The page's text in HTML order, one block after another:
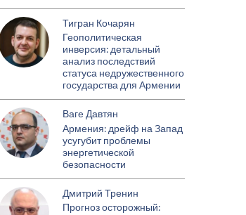
Тигран Кочарян
Геополитическая
инверсия: детальный
анализ последствий
статуса недружественного
государства для Армении
Ваге Давтян
Армения: дрейф на Запад
усугубит проблемы
энергетической
безопасности
Дмитрий Тренин
Прогноз осторожный: